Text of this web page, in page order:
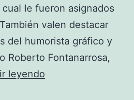
le fueron asignados
valen destacar
del humorista gráfico y
Roberto Fontanarrosa,
leyendo